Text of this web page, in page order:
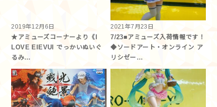
2019年12月6日
★アミューズコーナーより《I
LOVE EIEVUI でっかいぬいぐ
るみ…
2021年7月23日
7/23■アミューズ入荷情報です！
◆ソードアート・オンライン ア
リシゼー…